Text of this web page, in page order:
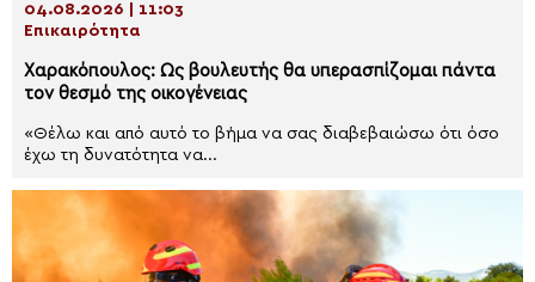
04.08.2026 | 11:03
Επικαιρότητα
Χαρακόπουλος: Ως βουλευτής θα υπερασπίζομαι πάντα
τον θεσμό της οικογένειας
«Θέλω και από αυτό το βήμα να σας διαβεβαιώσω ότι όσο
έχω τη δυνατότητα να...